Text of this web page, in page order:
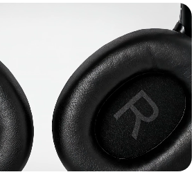
Es recargable
Sí